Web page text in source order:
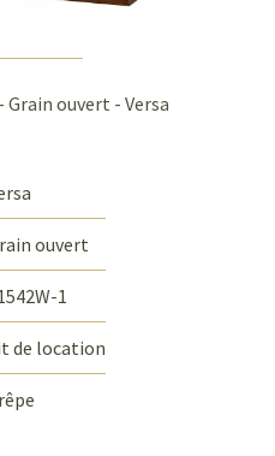
ouvert - Versa
ouvert
1
de location